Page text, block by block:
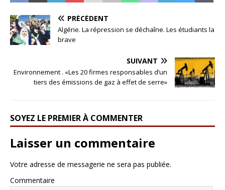
PRÉCÉDENT
Algérie. La répression se déchaîne. Les étudiants la
brave
SUIVANT
Environnement . «Les 20 firmes responsables d’un
tiers des émissions de gaz à effet de serre»
SOYEZ LE PREMIER À COMMENTER
Laisser un commentaire
Votre adresse de messagerie ne sera pas publiée.
Commentaire